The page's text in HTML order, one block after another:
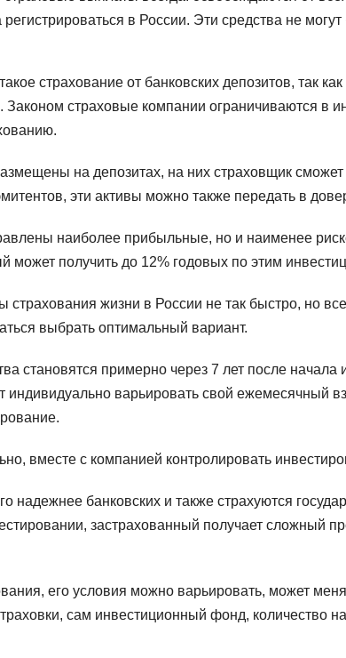
в России. Эти средства не
страхование от банковских депозитов, так
Законом страховые компании ограничиваются в
на депозитах, на них страховщик сможет
эти активы можно также передать в
наиболее прибыльные, но и наименее
может получить до 12% годовых по этим
страхования жизни в России не так быстро, но
выбрать оптимальный вариант.
становятся примерно через 7 лет после начала
варьировать свой ежемесячный
вместе с компанией контролировать
надежнее банковских и также страхуются
застрахованный получает сложный
его условия можно варьировать, может
сам инвестиционный фонд, количество